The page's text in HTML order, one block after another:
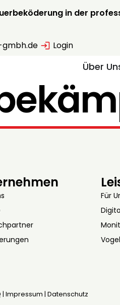
in der
Login
Über
Für
| Impressum | Datenschutz